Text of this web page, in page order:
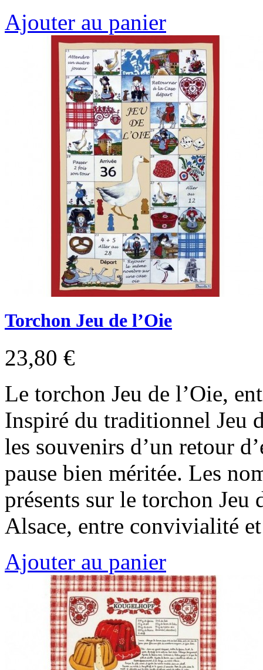
Ajouter au panier
Torchon Jeu de l’Oie
23,80 €
Le torchon Jeu de l’Oie,
Inspiré du traditionnel Jeu
les souvenirs d’un retour
pause bien méritée. Les
présents sur le torchon Jeu
Alsace, entre convivialité
Ajouter au panier